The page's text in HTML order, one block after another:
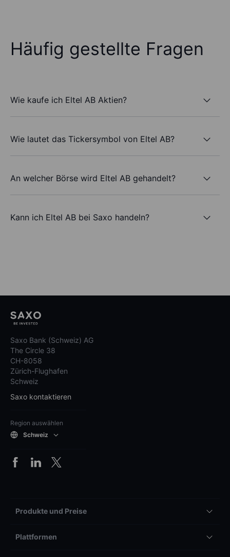
Häufig gestellte Fragen
Wie kaufe ich Eltel AB Aktien?
Wie lautet das Tickersymbol von Eltel AB?
An welcher Börse wird Eltel AB gehandelt?
Kann ich Eltel AB bei Saxo handeln?
Saxo Bank (Schweiz) AG
The Circle 38
CH-8058
Zürich-Flughafen
Schweiz
Saxo kontaktieren
Region auswählen
Schweiz
Produkte und Preise
Plattformen